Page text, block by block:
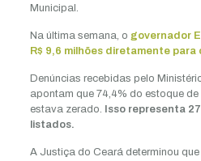
Municipal.
Na última semana, o governador
R$ 9,6 milhões diretamente para
Denúncias recebidas pelo
apontam que 74,4% do estoque
estava zerado.
Isso representa
listados.
A Justiça do Ceará determinou